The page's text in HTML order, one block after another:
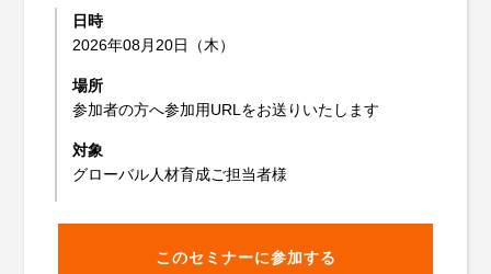
日時
2026年08月20日（木）
場所
参加者の方へ参加用URLをお送りいたします
対象
グローバル人材育成ご担当者様
このセミナーに参加する